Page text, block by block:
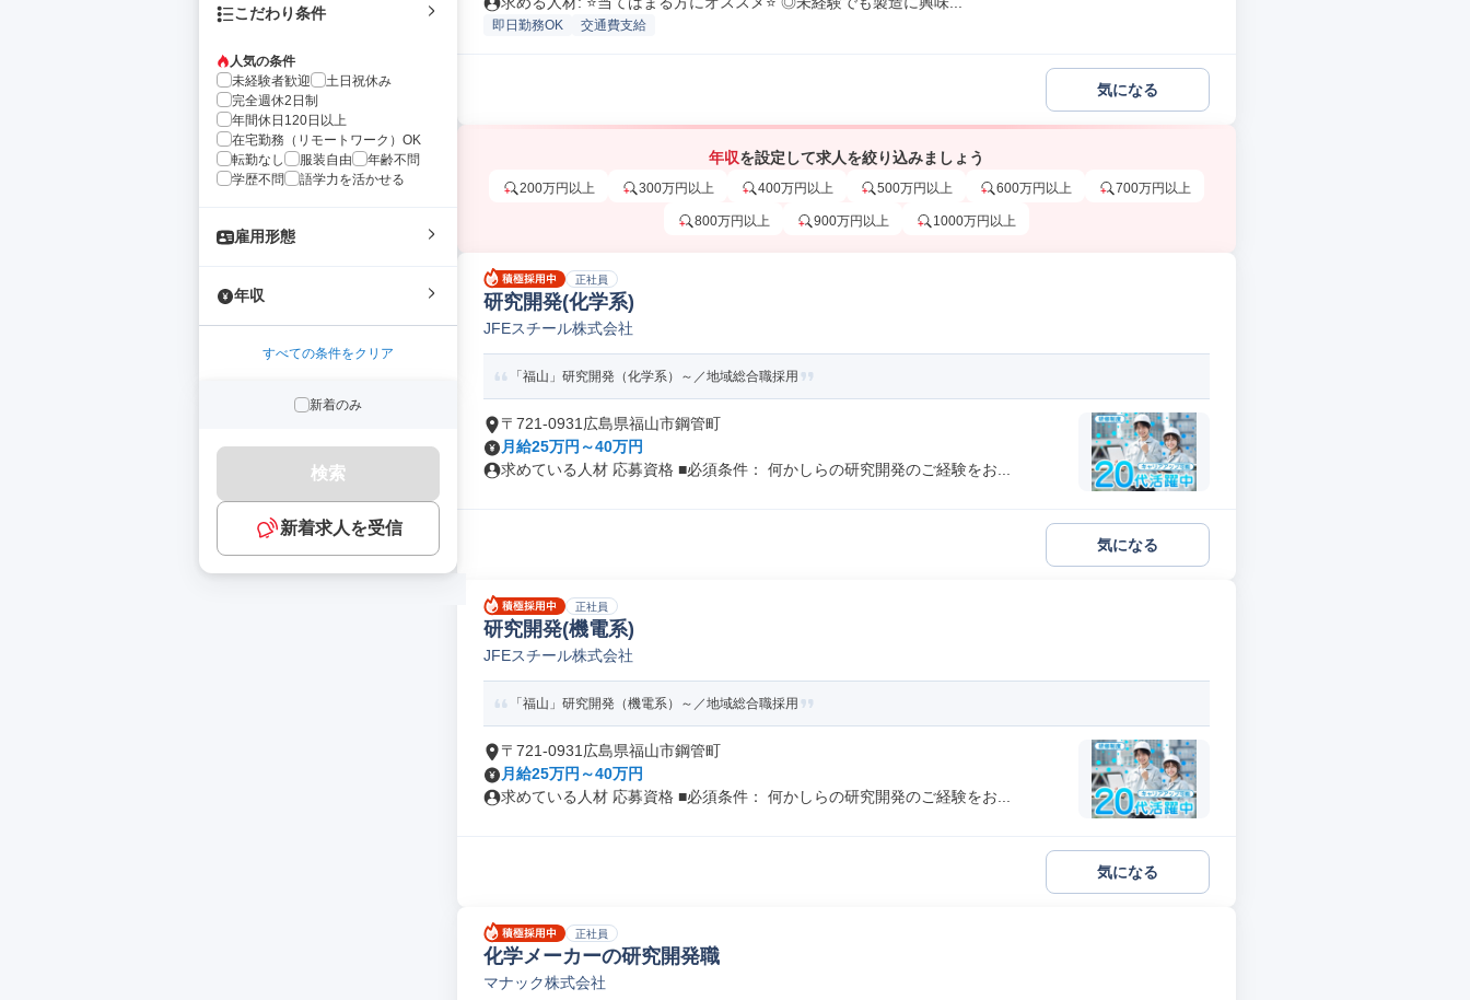
こだわり条件
人気の条件
未経験者歓迎
土日祝休み
完全週休2日制
年間休日120日以上
在宅勤務（リモートワーク）OK
転勤なし
服装自由
年齢不問
学歴不問
語学力を活かせる
雇用形態
年収
すべての条件をクリア
新着のみ
検索
新着求人を受信
即日勤務OK 交通費支給
気になる
年収を設定して求人を絞り込みましょう
200万円以上 300万円以上 400万円以上 500万円以上 600万円以上 700万円以上
800万円以上 900万円以上 1000万円以上
正社員
研究開発(化学系)
JFEスチール株式会社
「福山」研究開発（化学系）～／地域総合職採用
〒721-0931広島県福山市鋼管町
月給25万円～40万円
求めている人材 応募資格 ■必須条件： 何かしらの研究開発のご経験をお...
気になる
正社員
研究開発(機電系)
JFEスチール株式会社
「福山」研究開発（機電系）～／地域総合職採用
〒721-0931広島県福山市鋼管町
月給25万円～40万円
求めている人材 応募資格 ■必須条件： 何かしらの研究開発のご経験をお...
気になる
正社員
化学メーカーの研究開発職
マナック株式会社